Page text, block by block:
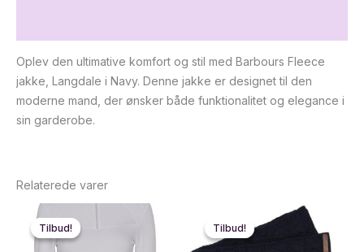
Oplev den ultimative komfort og stil med Barbours Fleece
jakke, Langdale i Navy. Denne jakke er designet til den
moderne mand, der ønsker både funktionalitet og elegance i
sin garderobe.
Relaterede varer
Tilbud!
Tilbud! Tilbud!
Tilbud!